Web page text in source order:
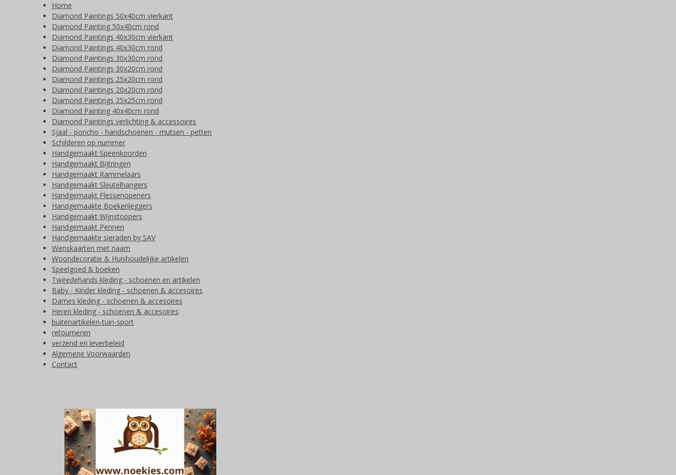
Home
Diamond Paintings 50x40cm vierkant
Diamond Painting 50x40cm rond
Diamond Paintings 40x30cm vierkant
Diamond Paintings 40x30cm rond
Diamond Paintings 30x30cm rond
Diamond Paintings 30x20cm rond
Diamond Paintings 25x20cm rond
Diamond Paintings 20x20cm rond
Diamond Paintings 25x25cm rond
Diamond Painting 40x40cm rond
Diamond Paintings verlichting & accessoires
Sjaal - poncho - handschoenen - mutsen - petten
Schilderen op nummer
Handgemaakt Speenkoorden
Handgemaakt Bijtringen
Handgemaakt Rammelaars
Handgemaakt Sleutelhangers
Handgemaakt Flessenopeners
Handgemaakte Boekenleggers
Handgemaakt Wijnstoppers
Handgemaakt Pennen
Handgemaakte sieraden by SAV
Wenskaarten met naam
Woondecoratie & Huishoudelijke artikelen
Speelgoed & boeken
Tweedehands kleding - schoenen en artikelen
Baby - Kinder kleding - schoenen & accesoires
Dames kleding - schoenen & accesoires
Heren kleding - schoenen & accesoires
buitenartikelen-tuin-sport
retourneren
verzend en leverbeleid
Algemene Voorwaarden
Contact